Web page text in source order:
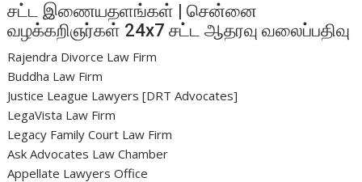
சட்ட இணையதளங்கள் | சென்னை
வழக்கறிஞர்கள் 24x7 சட்ட ஆதரவு வலைப்பதிவு
Rajendra Divorce Law Firm
Buddha Law Firm
Justice League Lawyers [DRT Advocates]
LegaVista Law Firm
Legacy Family Court Law Firm
Ask Advocates Law Chamber
Appellate Lawyers Office